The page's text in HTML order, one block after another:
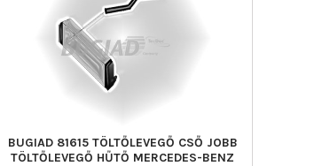
BUGIAD 81615 TÖLTŐLEVEGŐ CSŐ JOBB
TÖLTŐLEVEGŐ HŰTŐ MERCEDES-BENZ